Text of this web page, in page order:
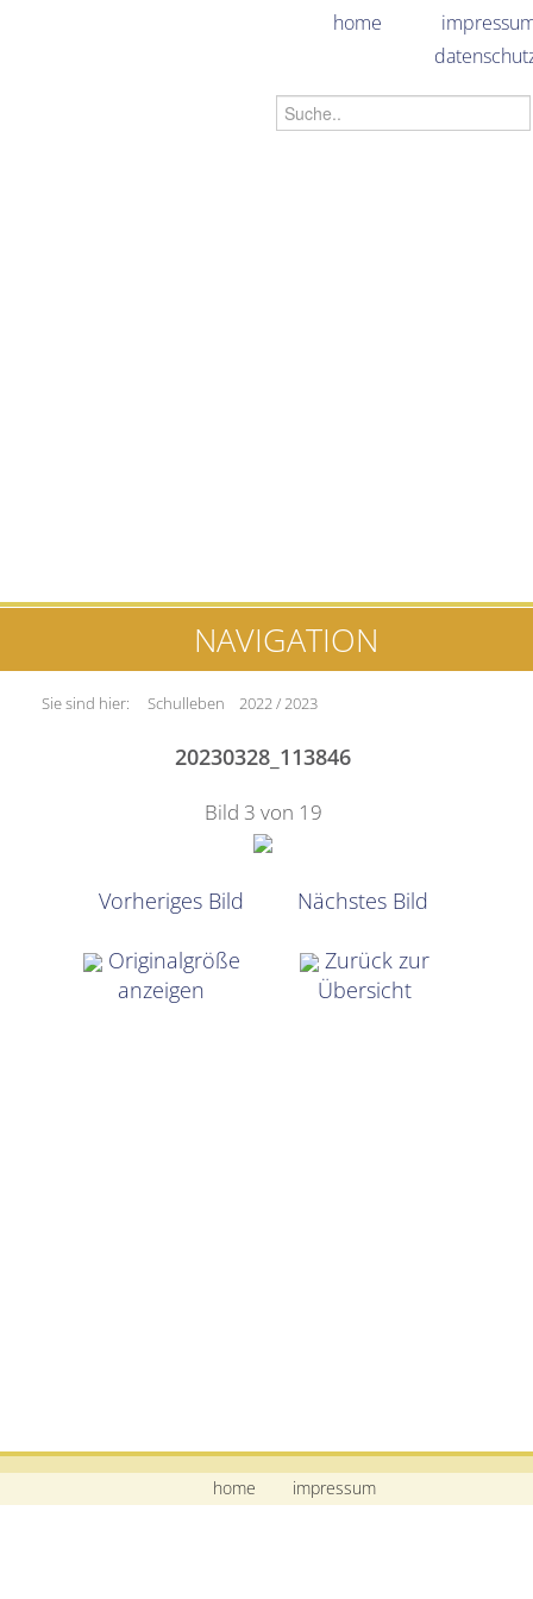
home
NAVIGATION
Sie sind hier: Schulleben 2022 / 2023
20230328_113846
Bild 3 von 19
Vorheriges Bild
Nächstes Bild
Originalgröße
anzeigen
Zurück zur
Übersicht
home impressum